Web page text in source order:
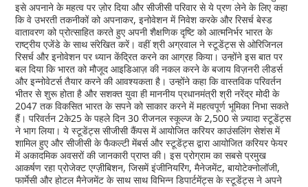
इसे अपनाने के महत्व पर ज़ोर दिया और सीजीसी परिवार से ये प्रण लेने के लिए कहा
कि वे उभरती तकनीकों को अपनाकर, इनोवेशन में निवेश करके और रिसर्च बेस्ड
वातावरण को प्रोत्साहित करते हुए अपनी शैक्षणिक दृष्टि को आत्मनिर्भर भारत के
राष्ट्रीय एजेंडे के साथ संरेखित करें। वहीं श्री अग्रवाल ने स्टूडेंट्स से ओरिजिनल
रिसर्च और इनोवेशन पर ध्यान केंद्रित करने का आग्रह किया। उन्होंने इस बात पर
बल दिया कि भारत को मौजूद आइडिआज़ की नकल करने के बजाय विज़नरी लीडर्स
और इन्नोवेटर्स तैयार करने की आवश्यकता है। उन्होंने कहा कि वास्तविक परिवर्तन
भीतर से शुरू होता है और सशक्त युवा ही माननीय प्रधानमंत्री श्री नरेंद्र मोदी के
2047 तक विकसित भारत के सपने को साकार करने में महत्वपूर्ण भूमिका निभा सकते
हैं। परिवर्तन 2के25 के पहले दिन 30 रीजनल स्कूल्ज के 2,500 से ज़्यादा स्टूडेंट्स
ने भाग लिया। ये स्टूडेंट्स सीजीसी कैंपस में आयोजित करियर काउंसलिंग सेशंस में
शामिल हुए और सीजीसी के फैकल्टी मेंबर्स और स्टूडेंट्स द्वारा आयोजित करियर फेयर
में अकादमिक अवसरों की जानकारी प्राप्त की। इस प्रोग्राम का सबसे प्रमुख
आकर्षण रहा प्रोजेक्ट एग्ज़ीबिशन, जिसमें इंजीनियरिंग, मैनेजमेंट, बायोटेक्नोलॉजी,
फार्मेसी और होटल मैनेजमेंट के साथ साथ विभिन्न डिपार्टमेंट्स के स्टूडेंट्स ने अपने